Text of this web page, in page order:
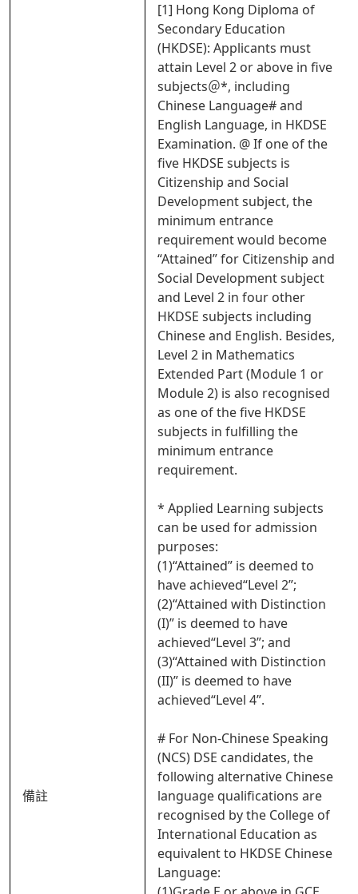
備註
[1] Hong Kong Diploma of
Secondary Education
(HKDSE): Applicants must
attain Level 2 or above in five
subjects＠*, including
Chinese Language# and
English Language, in HKDSE
Examination. @ If one of the
five HKDSE subjects is
Citizenship and Social
Development subject, the
minimum entrance
requirement would become
“Attained” for Citizenship and
Social Development subject
and Level 2 in four other
HKDSE subjects including
Chinese and English. Besides,
Level 2 in Mathematics
Extended Part (Module 1 or
Module 2) is also recognised
as one of the five HKDSE
subjects in fulfilling the
minimum entrance
requirement.
* Applied Learning subjects
can be used for admission
purposes:
(1)“Attained” is deemed to
have achieved“Level 2”;
(2)“Attained with Distinction
(I)” is deemed to have
achieved“Level 3”; and
(3)“Attained with Distinction
(II)” is deemed to have
achieved“Level 4”.
# For Non-Chinese Speaking
(NCS) DSE candidates, the
following alternative Chinese
language qualifications are
recognised by the College of
International Education as
equivalent to HKDSE Chinese
Language: